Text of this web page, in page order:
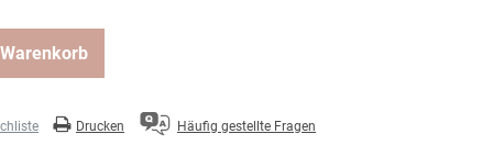
Drucken Häufig gestellte Fragen